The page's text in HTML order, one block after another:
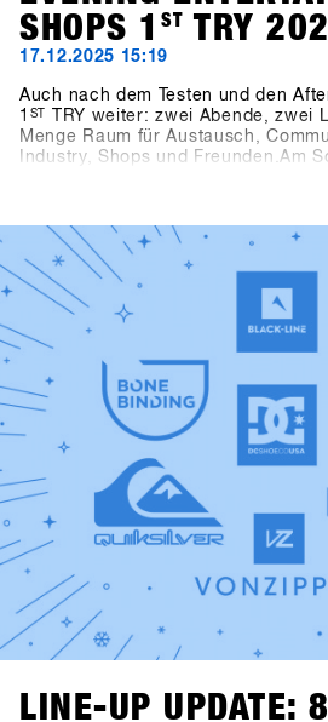
SHOPS 1
ST TRY
17.12.2025 15:19
Auch nach dem Testen und den
1 ST
TRY weiter: zwei Abende, zwei
Menge Raum für Austausch,
Industry, Shops und Freunden.Am
MDS und das Bowling for Boards
unterhaltsamen Abend – inklusive
Preise.Am Montag ab 21:00 Uhr
Snowboarding-Legenden die
und Gogo Gossner sind DJ Fredi K
Kosis Pub (Hotel Kosis, Fügen) geht
musikalische Reise durch Old-
Soul.
LINE-UP UPDATE: